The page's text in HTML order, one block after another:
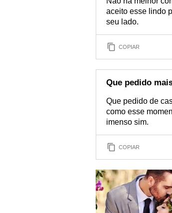
aceito esse lindo
seu lado.
COPIAR
Que pedido
Que pedido de
como esse
imenso sim.
COPIAR